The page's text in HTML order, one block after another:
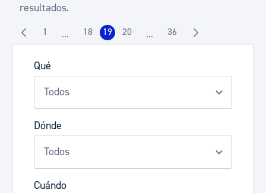
Qué
Dónde
Cuándo
resultados.
Página
1 ...Páginas intermedias Use TAB para desplazarse.
Página
18 Página
19 Página
20 ...Páginas intermedias Use
Página
36